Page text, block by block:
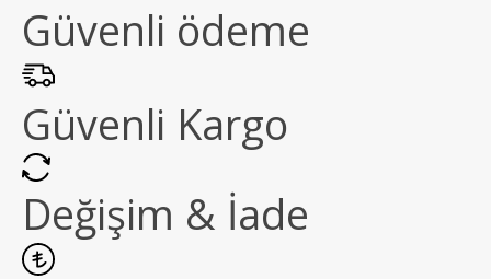
Güvenli ödeme
Güvenli Kargo
Değişim & İade